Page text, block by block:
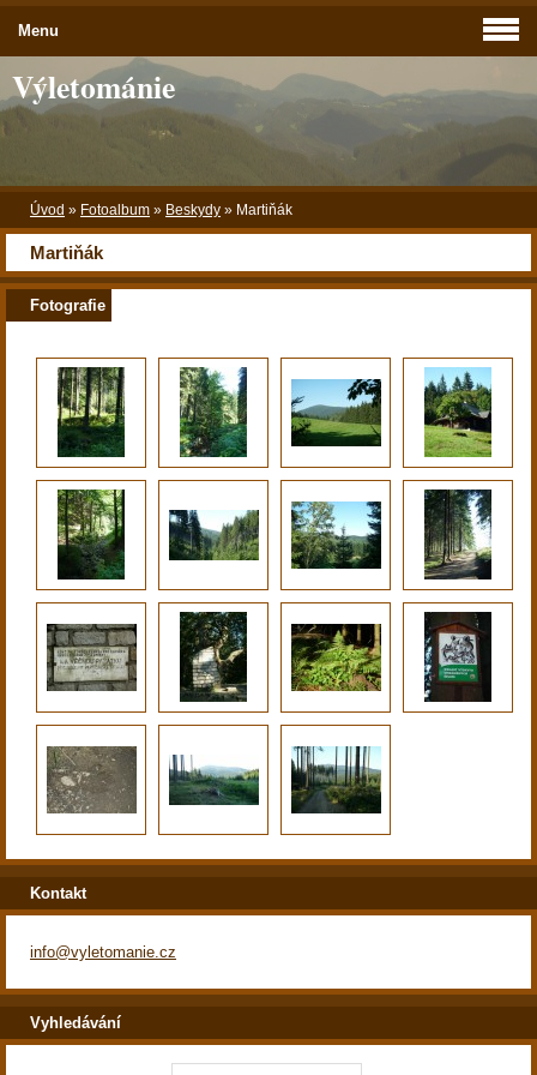
Výletománie
Úvod » Fotoalbum » Beskydy » Martiňák
Martiňák
Fotografie
Menu
Kontakt
info@vyletomanie.cz
Vyhledávání